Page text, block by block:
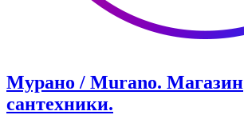
Мурано / Murano. Магазин
сантехники.